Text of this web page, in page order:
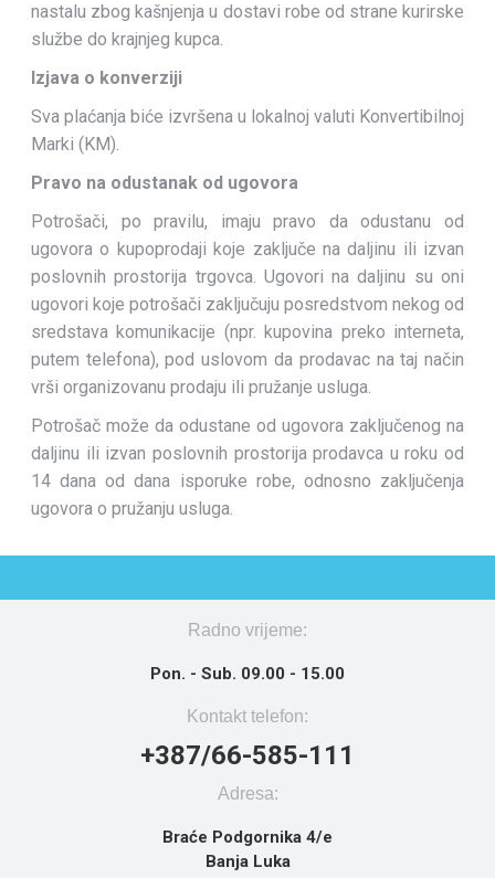
nastalu zbog kašnjenja u dostavi robe od strane kurirske
službe do krajnjeg kupca.
Izjava o konverziji
Sva plaćanja biće izvršena u lokalnoj valuti Konvertibilnoj
Marki (KM).
Pravo na odustanak od ugovora
Potrošači, po pravilu, imaju pravo da odustanu od
ugovora o kupoprodaji koje zaključe na daljinu ili izvan
poslovnih prostorija trgovca. Ugovori na daljinu su oni
ugovori koje potrošači zaključuju posredstvom nekog od
sredstava komunikacije (npr. kupovina preko interneta,
putem telefona), pod uslovom da prodavac na taj način
vrši organizovanu prodaju ili pružanje usluga.
Potrošač može da odustane od ugovora zaključenog na
daljinu ili izvan poslovnih prostorija prodavca u roku od
14 dana od dana isporuke robe, odnosno zaključenja
ugovora o pružanju usluga.
Radno vrijeme:
Pon. - Sub. 09.00 - 15.00
Kontakt telefon:
+387/66-585-111
Adresa:
Braće Podgornika 4/e
Banja Luka